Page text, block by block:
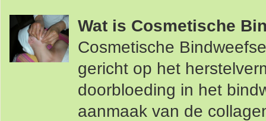
Wat is Cosmetische
Cosmetische
gericht op het
doorbloeding in het
aanmaak van de